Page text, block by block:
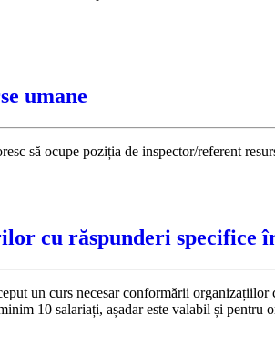
umane
să ocupe poziția de inspector/referent
cu răspunderi specifice
un curs necesar conformării
10 salariați, așadar este valabil și pentru